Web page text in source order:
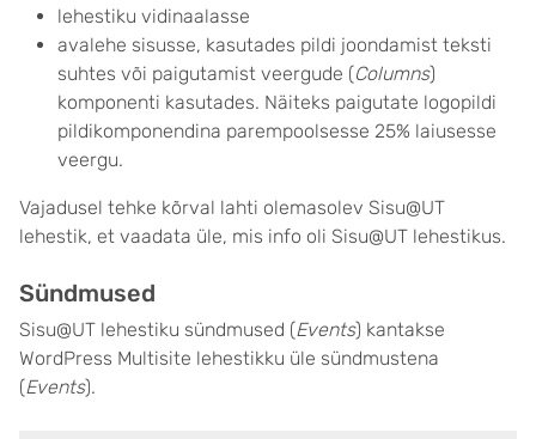
lehestiku vidinaalasse
avalehe sisusse, kasutades pildi joondamist teksti
suhtes või paigutamist veergude (Columns)
komponenti kasutades. Näiteks paigutate logopildi
pildikomponendina parempoolsesse 25% laiusesse
veergu.
Vajadusel tehke kõrval lahti olemasolev Sisu@UT
lehestik, et vaadata üle, mis info oli Sisu@UT lehestikus.
Sündmused
Sisu@UT lehestiku sündmused (Events) kantakse
WordPress Multisite lehestikku üle sündmustena
(Events).